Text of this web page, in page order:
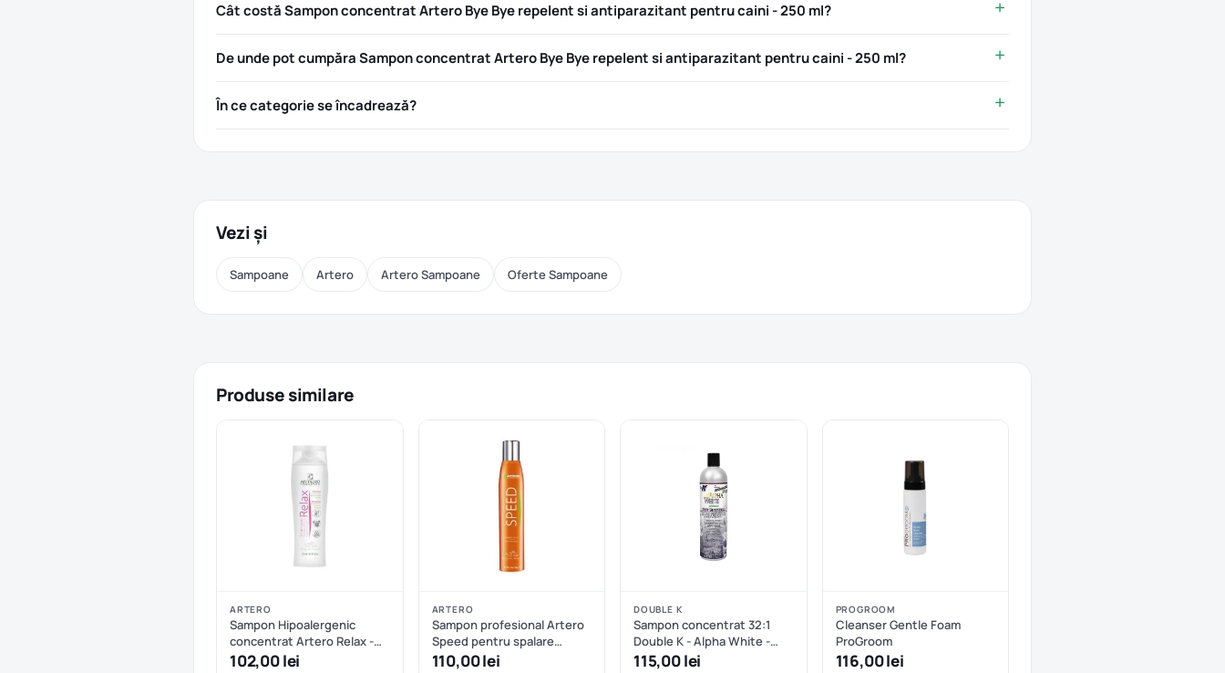
Cât costă Sampon concentrat Artero Bye Bye repelent si antiparazitant pentru caini - 250 ml?
De unde pot cumpăra Sampon concentrat Artero Bye Bye repelent si antiparazitant pentru caini - 250 ml?
În ce categorie se încadrează?
Vezi și
Sampoane Artero Artero Sampoane Oferte Sampoane
Produse similare
ARTERO
Sampon Hipoalergenic
concentrat Artero Relax -
250 ml
102,00 lei
ARTERO
Sampon profesional Artero
Speed pentru spalare
uscata
110,00 lei
DOUBLE K
Sampon concentrat 32:1
Double K - Alpha White -
473.2 ml
115,00 lei
PROGROOM
Cleanser Gentle Foam
ProGroom
116,00 lei